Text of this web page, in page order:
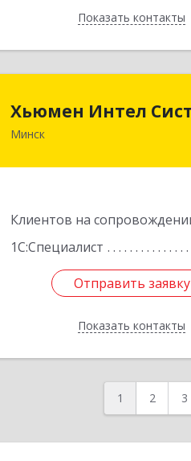
Показать контакты
Назад
Хьюмен Интел
Минск
Клиентов на
1С:Специалист
Отправить заявку
Показать контакты
220083, г. Минск, пр.
Отправить заявку
Назад
1 2 3